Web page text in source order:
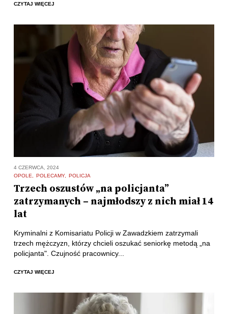
CZYTAJ WIĘCEJ
4 CZERWCA, 2024
OPOLE
POLECAMY POLICJA
Trzech oszustów „na policjanta”
zatrzymanych – najmłodszy z nich miał 14
lat
Kryminalni z Komisariatu Policji w Zawadzkiem zatrzymali
trzech mężczyzn, którzy chcieli oszukać seniorkę metodą „na
policjanta". Czujność pracownicy...
CZYTAJ WIĘCEJ